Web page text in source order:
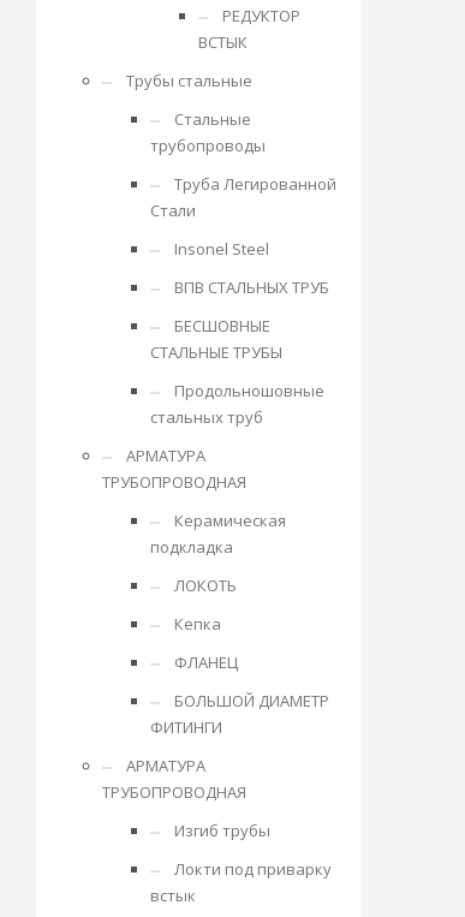
РЕДУКТОР
ВСТЫК
Трубы стальные
Стальные
трубопроводы
Труба Легированной
Стали
Insonel Steel
ВПВ СТАЛЬНЫХ ТРУБ
БЕСШОВНЫЕ
СТАЛЬНЫЕ ТРУБЫ
Продольношовные
стальных труб
АРМАТУРА
ТРУБОПРОВОДНАЯ
Керамическая
подкладка
ЛОКОТЬ
Кепка
ФЛАНЕЦ
БОЛЬШОЙ ДИАМЕТР
ФИТИНГИ
АРМАТУРА
ТРУБОПРОВОДНАЯ
Изгиб трубы
Локти под приварку
встык